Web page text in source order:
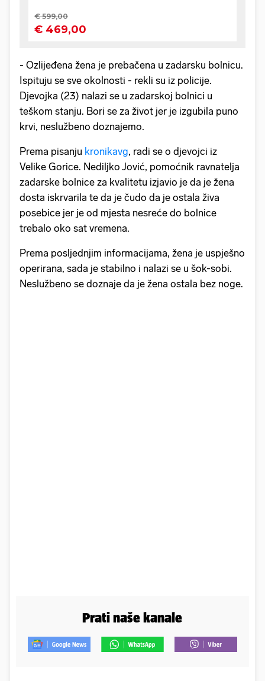
- Ozlijeđena žena je prebačena u zadarsku bolnicu.
Ispituju se sve okolnosti - rekli su iz policije.
Djevojka (23) nalazi se u zadarskoj bolnici u
teškom stanju. Bori se za život jer je izgubila puno
krvi, neslužbeno doznajemo.
Prema pisanju kronikavg, radi se o djevojci iz
Velike Gorice. Nediljko Jović, pomoćnik ravnatelja
zadarske bolnice za kvalitetu izjavio je da je žena
dosta iskrvarila te da je čudo da je ostala živa
posebice jer je od mjesta nesreće do bolnice
trebalo oko sat vremena.
Prema posljednjim informacijama, žena je uspješno
operirana, sada je stabilno i nalazi se u šok-sobi.
Neslužbeno se doznaje da je žena ostala bez noge.
Prati naše kanale